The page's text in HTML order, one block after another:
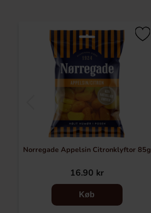
Norregade Appelsin Citronklyftor 85g
16.90 kr
Køb